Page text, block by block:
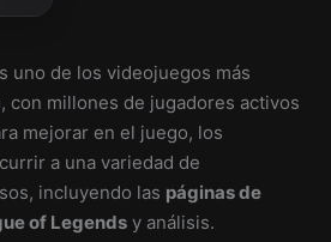
uno de los videojuegos más
con millones de jugadores activos
mejorar en el juego, los
a una variedad de
incluyendo las páginas de
of Legends y análisis.